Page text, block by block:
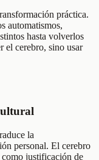
práctica.
automatismos,
hasta volverlos
el cerebro, sino usar
la
personal. El cerebro
justificación de